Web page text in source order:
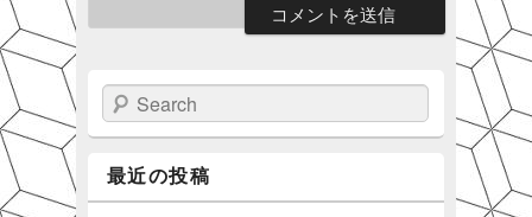
Search
最近の投稿